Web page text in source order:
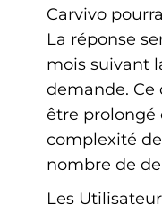
Carvivo
La réponse
mois suivant
demande. Ce
être prolongé
complexité
nombre de
Les